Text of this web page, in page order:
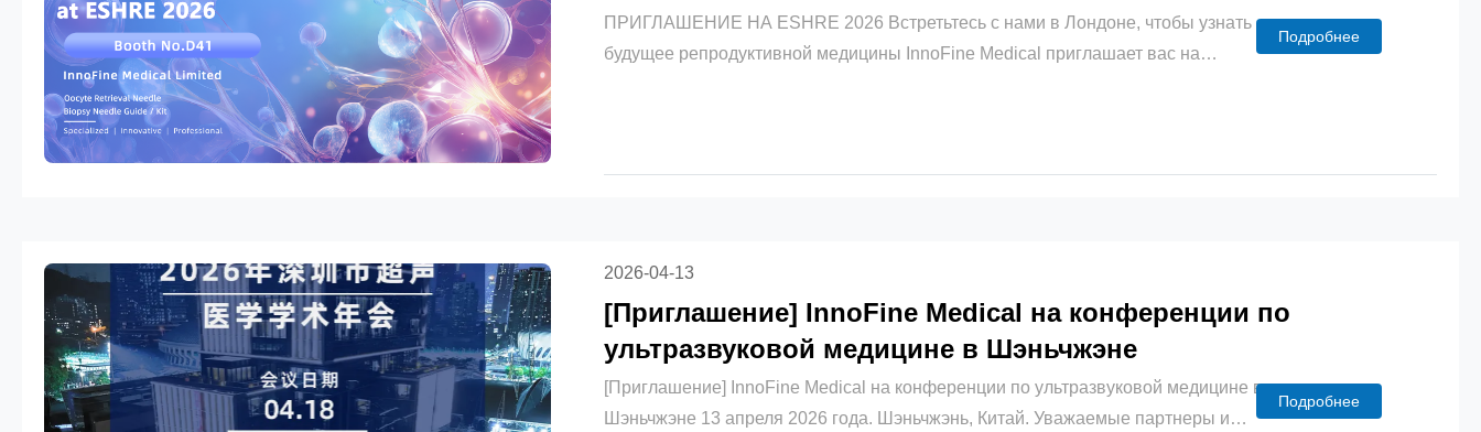
ПРИГЛАШЕНИЕ НА ESHRE 2026 Встретьтесь с нами в Лондоне, чтобы узнать
будущее репродуктивной медицины InnoFine Medical приглашает вас на
Подробнее
2026-04-13
[Приглашение] InnoFine Medical на конференции по
ультразвуковой медицине в Шэньчжэне
[Приглашение] InnoFine Medical на конференции по ультразвуковой медицине в
Шэньчжэне 13 апреля 2026 года. Шэньчжэнь, Китай. Уважаемые партнеры и
Подробнее